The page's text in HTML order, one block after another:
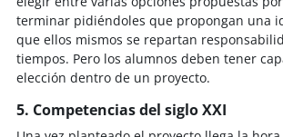
terminar pidiéndoles que propongan una
que ellos mismos se repartan
tiempos. Pero los alumnos deben tener
elección dentro de un proyecto.
5. Competencias del siglo XXI